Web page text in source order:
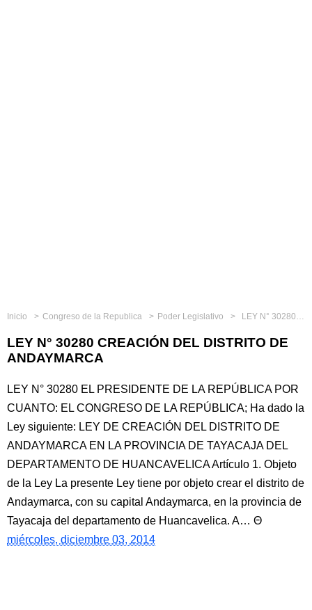
Inicio Congreso de la Republica Poder Legislativo LEY N° 30280 CREACIÓN DEL DISTRITO DE ANDAYMARCA
LEY N° 30280 CREACIÓN DEL DISTRITO DE
ANDAYMARCA
LEY N° 30280 EL PRESIDENTE DE LA REPÚBLICA POR
CUANTO: EL CONGRESO DE LA REPÚBLICA; Ha dado la
Ley siguiente: LEY DE CREACIÓN DEL DISTRITO DE
ANDAYMARCA EN LA PROVINCIA DE TAYACAJA DEL
DEPARTAMENTO DE HUANCAVELICA Artículo 1. Objeto
de la Ley La presente Ley tiene por objeto crear el distrito de
Andaymarca, con su capital Andaymarca, en la provincia de
Tayacaja del departamento de Huancavelica. A…
miércoles, diciembre 03, 2014